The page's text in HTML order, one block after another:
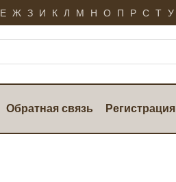
Е Ж З И К Л М Н О П Р С Т У
Обратная связь Регистрация